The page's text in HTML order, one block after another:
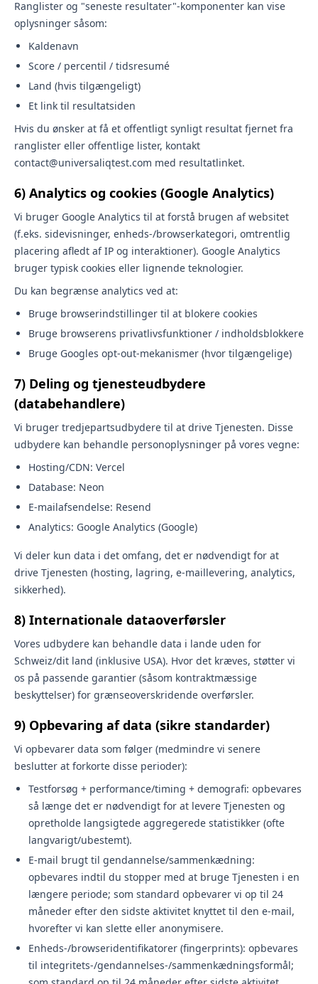
Ranglister og "seneste resultater"-komponenter kan vise
oplysninger såsom:
Kaldenavn
Score / percentil / tidsresumé
Land (hvis tilgængeligt)
Et link til resultatsiden
Hvis du ønsker at få et offentligt synligt resultat fjernet fra
ranglister eller offentlige lister, kontakt
contact@universaliqtest.com med resultatlinket.
6) Analytics og cookies (Google Analytics)
Vi bruger Google Analytics til at forstå brugen af websitet
(f.eks. sidevisninger, enheds-/browserkategori, omtrentlig
placering afledt af IP og interaktioner). Google Analytics
bruger typisk cookies eller lignende teknologier.
Du kan begrænse analytics ved at:
Bruge browserindstillinger til at blokere cookies
Bruge browserens privatlivsfunktioner / indholdsblokkere
Bruge Googles opt-out-mekanismer (hvor tilgængelige)
7) Deling og tjenesteudbydere
(databehandlere)
Vi bruger tredjepartsudbydere til at drive Tjenesten. Disse
udbydere kan behandle personoplysninger på vores vegne:
Hosting/CDN: Vercel
Database: Neon
E-mailafsendelse: Resend
Analytics: Google Analytics (Google)
Vi deler kun data i det omfang, det er nødvendigt for at
drive Tjenesten (hosting, lagring, e-maillevering, analytics,
sikkerhed).
8) Internationale dataoverførsler
Vores udbydere kan behandle data i lande uden for
Schweiz/dit land (inklusive USA). Hvor det kræves, støtter vi
os på passende garantier (såsom kontraktmæssige
beskyttelser) for grænseoverskridende overførsler.
9) Opbevaring af data (sikre standarder)
Vi opbevarer data som følger (medmindre vi senere
beslutter at forkorte disse perioder):
Testforsøg + performance/timing + demografi: opbevares
så længe det er nødvendigt for at levere Tjenesten og
opretholde langsigtede aggregerede statistikker (ofte
langvarigt/ubestemt).
E-mail brugt til gendannelse/sammenkædning:
opbevares indtil du stopper med at bruge Tjenesten i en
længere periode; som standard opbevarer vi op til 24
måneder efter den sidste aktivitet knyttet til den e-mail,
hvorefter vi kan slette eller anonymisere.
Enheds-/browseridentifikatorer (fingerprints): opbevares
til integritets-/gendannelses-/sammenkædningsformål;